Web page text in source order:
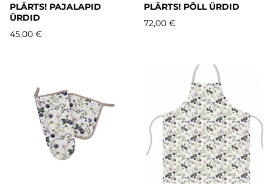
PLÄRTS! PAJALAPID
ÜRDID
45,00 €
PLÄRTS! PÕLL ÜRDID
72,00 €